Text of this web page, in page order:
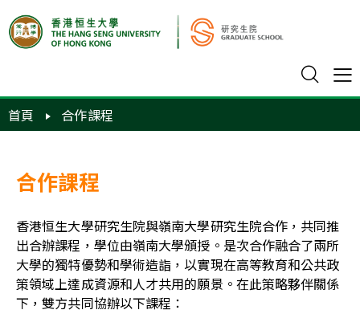
首頁 合作課程
合作課程
香港恒生大學研究生院與嶺南大學研究生院合作，共同推
出合辦課程，學位由嶺南大學頒授。是次合作融合了兩所
大學的獨特優勢和學術造詣，以實現在高等教育和公共政
策領域上達成資源和人才共用的願景。在此策略夥伴關係
下，雙方共同協辦以下課程：